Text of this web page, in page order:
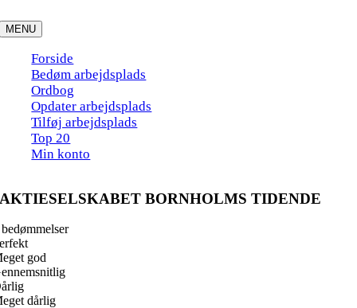
to
content
MENU
Forside
Bedøm arbejdsplads
Ordbog
Opdater arbejdsplads
Tilføj arbejdsplads
Top 20
Min konto
AKTIESELSKABET BORNHOLMS TIDENDE
god
dårlig